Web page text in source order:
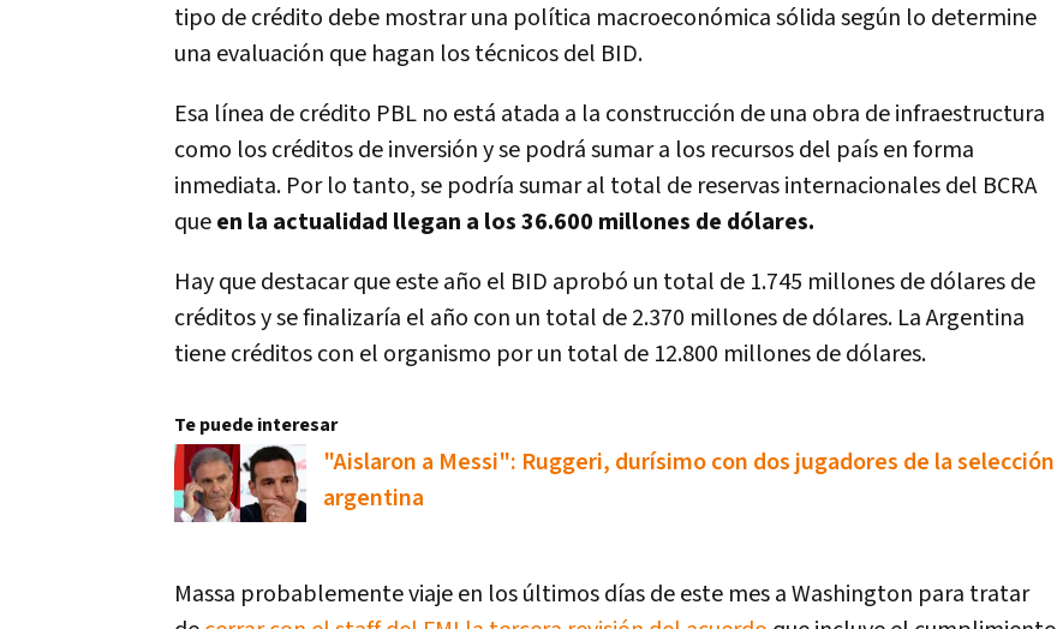
tipo de crédito debe mostrar una política macroeconómica sólida según lo determine
una evaluación que hagan los técnicos del BID.
Esa línea de crédito PBL no está atada a la construcción de una obra de infraestructura
como los créditos de inversión y se podrá sumar a los recursos del país en forma
inmediata. Por lo tanto, se podría sumar al total de reservas internacionales del BCRA
queen la actualidad llegan a los 36.600 millones de dólares.
Hay que destacar que este año el BID aprobó un total de 1.745 millones de dólares de
créditos y se finalizaría el año con un total de 2.370 millones de dólares. La Argentina
tiene créditos con el organismo por un total de 12.800 millones de dólares.
Te puede interesar
"Aislaron a Messi": Ruggeri, durísimo con dos jugadores de la selección
argentina
Massa probablemente viaje en los últimos días de este mes a Washington para tratar